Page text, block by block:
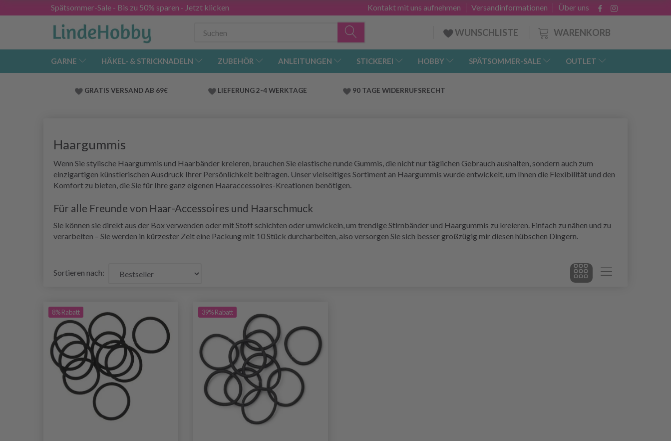
Spätsommer-Sale - Bis zu 50% sparen - Jetzt klicken Über uns
Versandinformationen
Kontakt mit uns aufnehmen
WARENKORB
WUNSCHLISTE
GARNE HÄKEL- & STRICKNADELN ZUBEHÖR ANLEITUNGEN STICKEREI HOBBY SPÄTSOMMER-SALE OUTLET
GRATIS VERSAND AB 69€ LIEFERUNG 2-4 WERKTAGE 90 TAGE WIDERRUFSRECHT
Haargummis
Wenn Sie stylische Haargummis und Haarbänder kreieren, brauchen Sie elastische runde Gummis, die nicht nur täglichen Gebrauch aushalten, sondern auch zum
einzigartigen künstlerischen Ausdruck Ihrer Persönlichkeit beitragen. Unser vielseitiges Sortiment an Haargummis wurde entwickelt, um Ihnen die Flexibilität und den
Komfort zu bieten, die Sie für Ihre ganz eigenen Haaraccessoires-Kreationen benötigen.
Für alle Freunde von Haar-Accessoires und Haarschmuck
Sie können sie direkt aus der Box verwenden oder mit Stoff schichten oder umwickeln, um trendige Stirnbänder und Haargummis zu kreieren. Einfach zu nähen und zu
verarbeiten – Sie werden in kürzester Zeit eine Packung mit 10 Stück durcharbeiten, also versorgen Sie sich besser großzügig mir diesen hübschen Dingern.
Sortieren nach:
8% Rabatt 39% Rabatt